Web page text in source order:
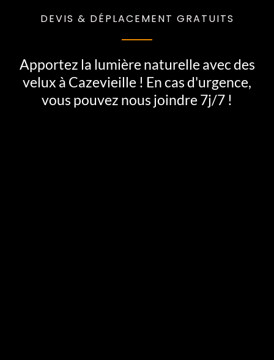
DEVIS & DÉPLACEMENT GRATUITS
Apportez la lumière naturelle avec des
velux à Cazevieille ! En cas d'urgence,
vous pouvez nous joindre 7j/7 !